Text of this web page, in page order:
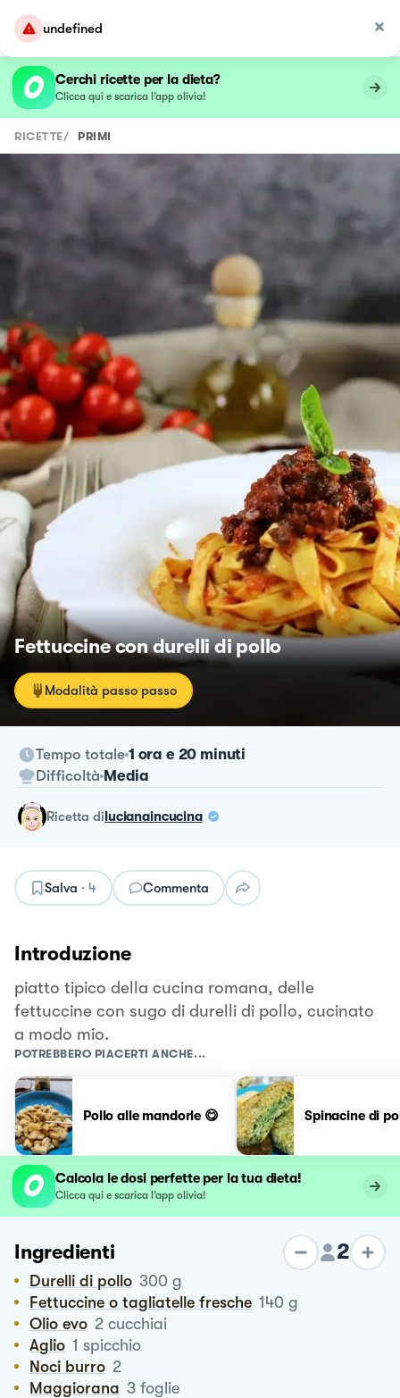
undefined
Cerchi ricette per la dieta?
Clicca qui e scarica l’app olivia!
RICETTE/ PRIMI
Fettuccine con durelli di pollo
Modalità passo passo
Tempo totale 1 ora e 20 minuti
Difficoltà Media
ricetta dilucianaincucina
Salva · 4 Commenta
Introduzione
piatto tipico della cucina romana, delle
fettuccine con sugo di durelli di pollo, cucinato
a modo mio.
POTREBBERO PIACERTI ANCHE...
Pollo alle mandorle 😋 Spinacine di
Calcola le dosi perfette per la tua dieta!
Clicca qui e scarica l’app olivia!
Ingredienti 2
Durelli di pollo 300 g
Fettuccine o tagliatelle fresche 140 g
Olio evo 2 cucchiai
Aglio 1 spicchio
Noci burro 2
Maggiorana 3 foglie